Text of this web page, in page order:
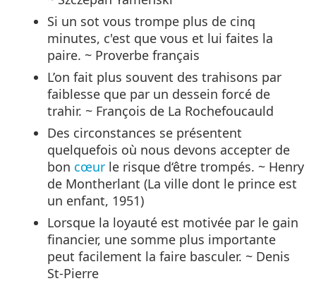
Si un sot vous trompe plus de cinq
minutes, c'est que vous et lui faites la
paire. ~ Proverbe français
L’on fait plus souvent des trahisons par
faiblesse que par un dessein forcé de
trahir. ~ François de La Rochefoucauld
Des circonstances se présentent
quelquefois où nous devons accepter de
bon cœur le risque d‘être trompés. ~ Henry
de Montherlant (La ville dont le prince est
un enfant, 1951)
Lorsque la loyauté est motivée par le gain
financier, une somme plus importante
peut facilement la faire basculer. ~ Denis
St-Pierre